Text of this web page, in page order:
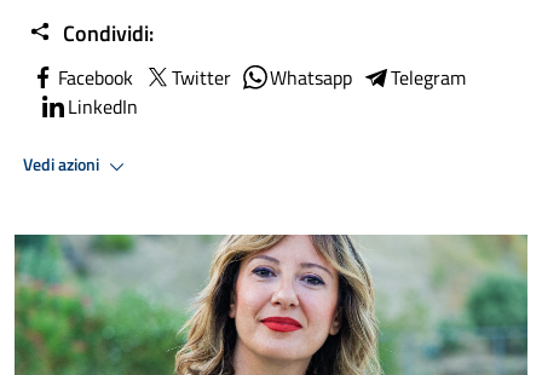
Condividi:
Facebook Twitter Whatsapp
Telegram
LinkedIn
Vedi azioni